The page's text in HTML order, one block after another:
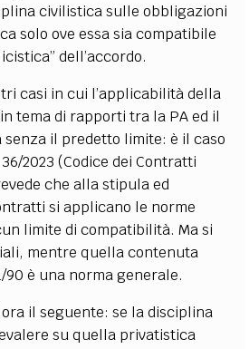
civilistica sulle obbligazioni
solo ove essa sia compatibile
dell’accordo.
casi in cui l’applicabilità della
tema di rapporti tra la PA ed il
il predetto limite: è il caso
2023 (Codice dei Contratti
che alla stipula ed
si applicano le norme
limite di compatibilità. Ma si
mentre quella contenuta
90 è una norma generale.
il seguente: se la disciplina
su quella privatistica